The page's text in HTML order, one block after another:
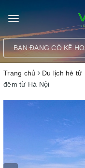
Toggle
navigation
Trang chủ Du lịch hè từ
đêm từ Hà Nội